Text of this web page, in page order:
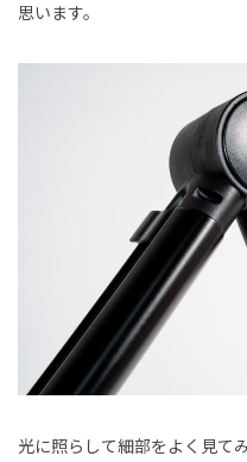
思います。
光に照らして細部をよく見て